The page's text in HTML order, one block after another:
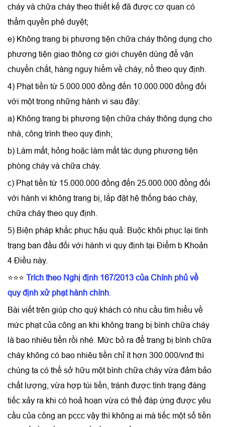
cháy và chữa cháy theo thiết kế đã được cơ quan có
thẩm quyền phê duyệt;
e) Không trang bị phương tiện chữa cháy thông dụng cho
phương tiện giao thông cơ giới chuyên dùng để vận
chuyển chất, hàng nguy hiểm về cháy, nổ theo quy định.
4) Phạt tiền từ 5.000.000 đồng đến 10.000.000 đồng đối
với một trong những hành vi sau đây:
a) Không trang bị phương tiện chữa cháy thông dụng cho
nhà, công trình theo quy định;
b) Làm mất, hỏng hoặc làm mất tác dụng phương tiện
phòng cháy và chữa cháy.
c) Phạt tiền từ 15.000.000 đồng đến 25.000.000 đồng đối
với hành vi không trang bị, lắp đặt hệ thống báo cháy,
chữa cháy theo quy định.
5) Biện pháp khắc phục hậu quả: Buộc khôi phục lại tình
trạng ban đầu đối với hành vi quy định tại Điểm b Khoản
4 Điều này.
⭐⭐⭐ Trích theo Nghị định 167/2013 của Chính phủ về
quy định xử phạt hành chính
Bài viết trên giúp cho quý khách có nhu cầu tìm hiểu về
mức phạt của công an khi không trang bị bình chữa cháy
là bao nhiêu tiền rồi nhé. Mức bỏ ra để trang bị bình chữa
cháy không có bao nhiêu tiền chỉ ít hơn 300.000/vnđ thì
chúng ta có thể sở hữu một bình chữa cháy vừa đảm bảo
chất lượng, vừa hợp túi tiền, tránh được tình trạng đáng
tiếc xảy ra khi có hoả hoạn vừa có thể đáp ứng được yêu
cầu của công an pccc vậy thì không ai mà tiếc một số tiền